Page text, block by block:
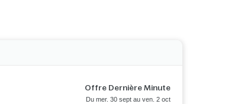
Offre Dernière Minute
Du mer. 30 sept au ven. 2 oct